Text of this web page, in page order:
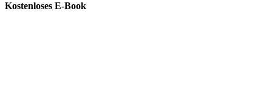
Kostenloses E-Book